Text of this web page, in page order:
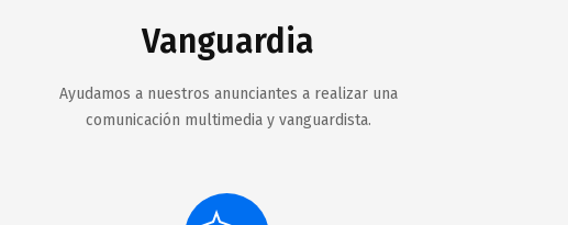
Vanguardia
Ayudamos a nuestros anunciantes a realizar una
comunicación multimedia y vanguardista.